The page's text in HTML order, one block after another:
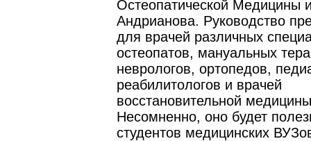
Остеопатической Медицины
Андрианова. Руководство
для врачей различных
остеопатов, мануальных
неврологов, ортопедов,
реабилитологов и врачей
восстановительной
Несомненно, оно будет
студентов медицинских